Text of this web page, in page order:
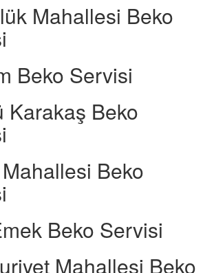
Mahallesi Beko
Beko Servisi
Karakaş Beko
Beko
Beko Servisi
Mahallesi Beko